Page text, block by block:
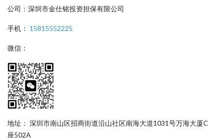
公司：深圳市金仕铭投资担保有限公司
手机： 15815552225
微信：
地址： 深圳市南山区招商街道沿山社区南海大道1031号万海大厦C
座502A